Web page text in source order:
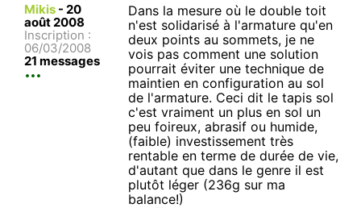
Mikis - 20
août 2008
Inscription :
06/03/2008
21 messages
Dans la mesure où le double toit
n'est solidarisé à l'armature qu'en
deux points au sommets, je ne
vois pas comment une solution
pourrait éviter une technique de
maintien en configuration au sol
de l'armature. Ceci dit le tapis sol
c'est vraiment un plus en sol un
peu foireux, abrasif ou humide,
(faible) investissement très
rentable en terme de durée de vie,
d'autant que dans le genre il est
plutôt léger (236g sur ma
balance!)